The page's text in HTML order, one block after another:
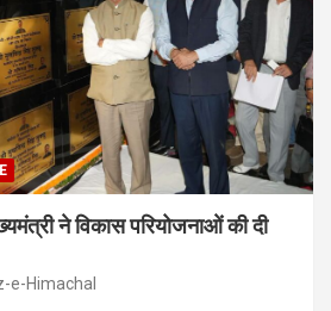
ने विकास परियोजनाओं की दी
e-Himachal